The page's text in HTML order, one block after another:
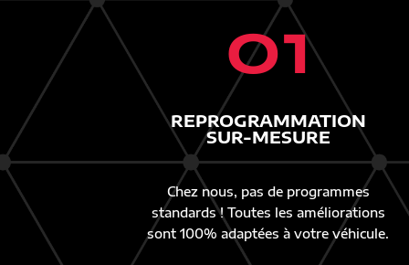
01
REPROGRAMMATION
SUR-MESURE
Chez nous, pas de programmes
standards ! Toutes les améliorations
sont 100% adaptées à votre véhicule.